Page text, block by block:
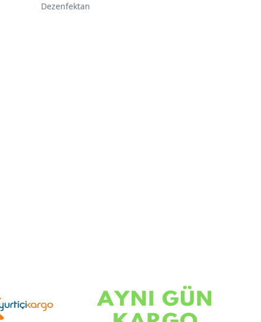
Dezenfektan